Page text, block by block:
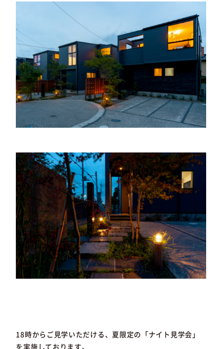
18時からご見学いただける、夏限定の「ナイト見学会」
を実施しております。